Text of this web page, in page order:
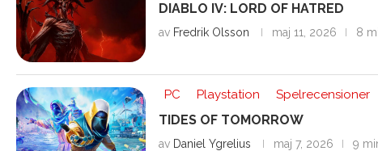
DIABLO IV: LORD OF HATRED
av Fredrik Olsson maj 11, 2026 8
PC Playstation Spelrecensioner
TIDES OF TOMORROW
av Daniel Ygrelius maj 7, 2026 9